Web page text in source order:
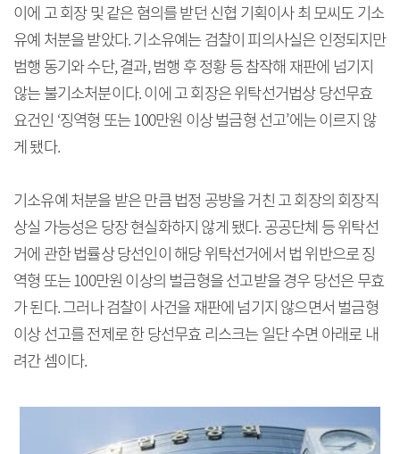
이에 고 회장 및 같은 혐의를 받던 신협 기획이사 최 모씨도 기소
유예 처분을 받았다. 기소유예는 검찰이 피의사실은 인정되지만
범행 동기와 수단, 결과, 범행 후 정황 등 참작해 재판에 넘기지
않는 불기소처분이다. 이에 고 회장은 위탁선거법상 당선무효
요건인 ‘징역형 또는 100만원 이상 벌금형 선고’에는 이르지 않
게 됐다.
기소유예 처분을 받은 만큼 법정 공방을 거친 고 회장의 회장직
상실 가능성은 당장 현실화하지 않게 됐다. 공공단체 등 위탁선
거에 관한 법률상 당선인이 해당 위탁선거에서 법 위반으로 징
역형 또는 100만원 이상의 벌금형을 선고받을 경우 당선은 무효
가 된다. 그러나 검찰이 사건을 재판에 넘기지 않으면서 벌금형
이상 선고를 전제로 한 당선무효 리스크는 일단 수면 아래로 내
려간 셈이다.